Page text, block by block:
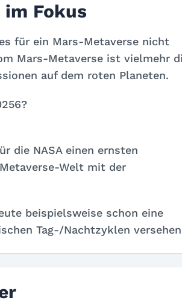
Fokus
für ein Mars-Metaverse nicht
Mars-Metaverse ist vielmehr
auf dem roten Planeten.
die NASA einen ernsten
Welt mit der
beispielsweise schon eine
Tag-/Nachtzyklen